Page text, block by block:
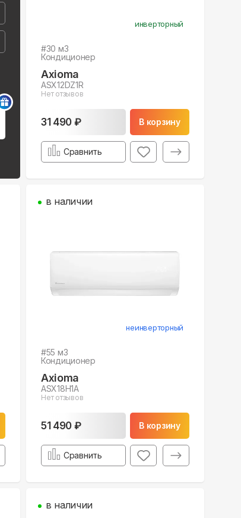
инверторный
#30 м3
Кондиционер
Axioma
ASX12DZ1R
Нет отзывов
31 490 ₽ В корзину
Сравнить
неинверторный
#55 м3
Кондиционер
Axioma
ASX18H1A
Нет отзывов
51 490 ₽ В корзину
в наличии
Сравнить
в наличии